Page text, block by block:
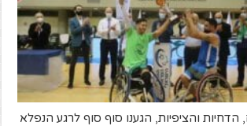
הדחיות והציפיות, הגענו סוף סוף לרגע הנפלא